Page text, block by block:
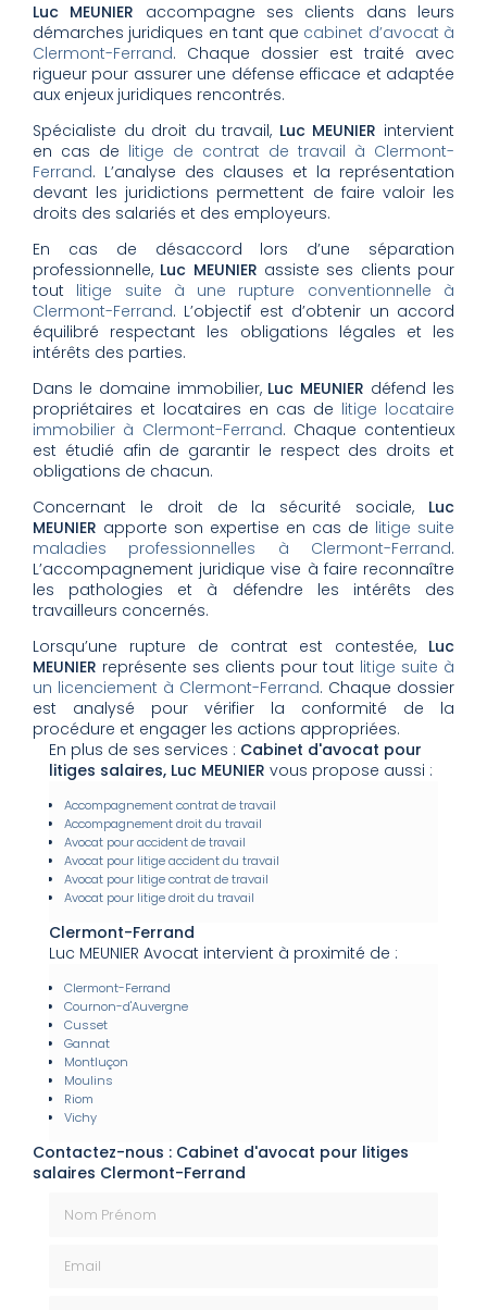
Luc MEUNIER accompagne ses clients dans leurs
démarches juridiques en tant que cabinet d’avocat à
Clermont-Ferrand. Chaque dossier est traité avec
rigueur pour assurer une défense efficace et adaptée
aux enjeux juridiques rencontrés.
Spécialiste du droit du travail, Luc MEUNIER intervient
en cas de litige de contrat de travail à Clermont-
Ferrand. L’analyse des clauses et la représentation
devant les juridictions permettent de faire valoir les
droits des salariés et des employeurs.
En cas de désaccord lors d’une séparation
professionnelle, Luc MEUNIER assiste ses clients pour
tout litige suite à une rupture conventionnelle à
Clermont-Ferrand. L’objectif est d’obtenir un accord
équilibré respectant les obligations légales et les
intérêts des parties.
Dans le domaine immobilier, Luc MEUNIER défend les
propriétaires et locataires en cas de litige locataire
immobilier à Clermont-Ferrand. Chaque contentieux
est étudié afin de garantir le respect des droits et
obligations de chacun.
Concernant le droit de la sécurité sociale, Luc
MEUNIER apporte son expertise en cas de litige suite
maladies professionnelles à Clermont-Ferrand.
L’accompagnement juridique vise à faire reconnaître
les pathologies et à défendre les intérêts des
travailleurs concernés.
Lorsqu’une rupture de contrat est contestée, Luc
MEUNIER représente ses clients pour tout litige suite à
un licenciement à Clermont-Ferrand. Chaque dossier
est analysé pour vérifier la conformité de la
procédure et engager les actions appropriées.
En plus de ses services : Cabinet d'avocat pour
litiges salaires, Luc MEUNIER vous propose aussi :
Accompagnement contrat de travail
Accompagnement droit du travail
Avocat pour accident de travail
Avocat pour litige accident du travail
Avocat pour litige contrat de travail
Avocat pour litige droit du travail
Clermont-Ferrand
Luc MEUNIER Avocat intervient à proximité de :
Clermont-Ferrand
Cournon-d'Auvergne
Cusset
Gannat
Montluçon
Moulins
Riom
Vichy
Contactez-nous : Cabinet d'avocat pour litiges
salaires Clermont-Ferrand